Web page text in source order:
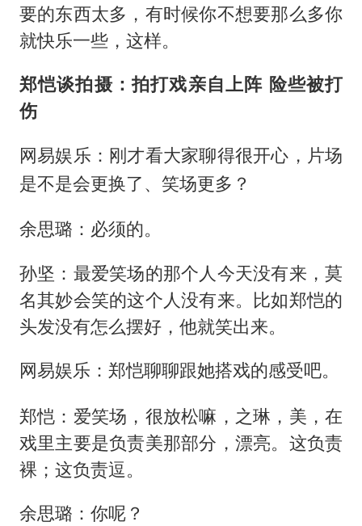
要的东西太多，有时候你不想要那么多你
就快乐一些，这样。
郑恺谈拍摄：拍打戏亲自上阵 险些被打
伤
网易娱乐：刚才看大家聊得很开心，片场
是不是会更换了、笑场更多？
余思璐：必须的。
孙坚：最爱笑场的那个人今天没有来，莫
名其妙会笑的这个人没有来。比如郑恺的
头发没有怎么摆好，他就笑出来。
网易娱乐：郑恺聊聊跟她搭戏的感受吧。
郑恺：爱笑场，很放松嘛，之琳，美，在
戏里主要是负责美那部分，漂亮。这负责
裸；这负责逗。
余思璐：你呢？